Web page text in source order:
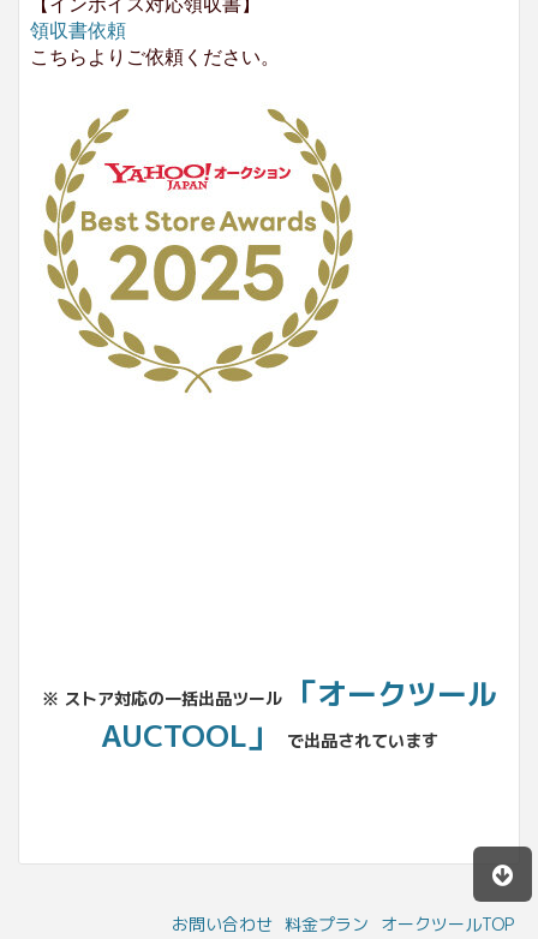
【インボイス対応領収書】
領収書依頼
こちらよりご依頼ください。
※ ストア対応の一括出品ツール
「オークツール
AUCTOOL」
で出品されています
お問い合わせ 料金プラン オークツールTOP